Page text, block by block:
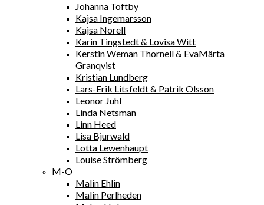
Johanna Toftby
Kajsa Ingemarsson
Kajsa Norell
Karin Tingstedt & Lovisa Witt
Kerstin Weman Thornell & EvaMärta
Granqvist
Kristian Lundberg
Lars-Erik Litsfeldt & Patrik Olsson
Leonor Juhl
Linda Netsman
Linn Heed
Lisa Bjurwald
Lotta Lewenhaupt
Louise Strömberg
M-O
Malin Ehlin
Malin Perlheden